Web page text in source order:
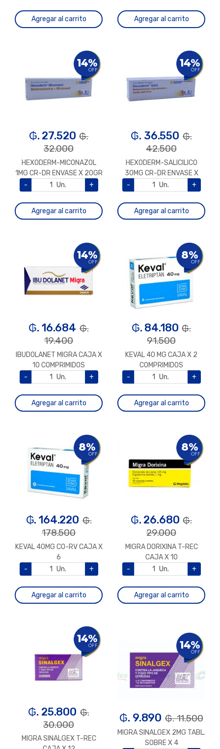
Agregar al carrito Agregar al carrito
14%
OFF
₲. 27.520 ₲.
32.000
HEXODERM-MICONAZOL
1MG CR-DR ENVASE X 20GR
-
Un. +
Agregar al carrito
14%
OFF
₲. 36.550 ₲.
42.500
HEXODERM-SALICILICO
30MG CR-DR ENVASE X
20GR
- Un. +
Agregar al carrito
14%
OFF
₲. 16.684 ₲.
19.400
IBUDOLANET MIGRA CAJA X
10 COMPRIMIDOS
-
Un. +
Agregar al carrito
8%
OFF
₲. 84.180 ₲.
91.500
KEVAL 40 MG CAJA X 2
COMPRIMIDOS
-
Un. +
Agregar al carrito
8%
OFF
₲. 164.220 ₲.
178.500
KEVAL 40MG CO-RV CAJA X
6
-
Un. +
Agregar al carrito
8%
OFF
₲. 26.680 ₲.
29.000
MIGRA DORIXINA T-REC
CAJA X 10
-
Un. +
Agregar al carrito
14%
OFF
₲. 25.800 ₲.
30.000
MIGRA SINALGEX T-REC
14%
OFF
₲. 9.890 ₲. 11.500
MIGRA SINALGEX 2MG TABL.
SOBRE X 4